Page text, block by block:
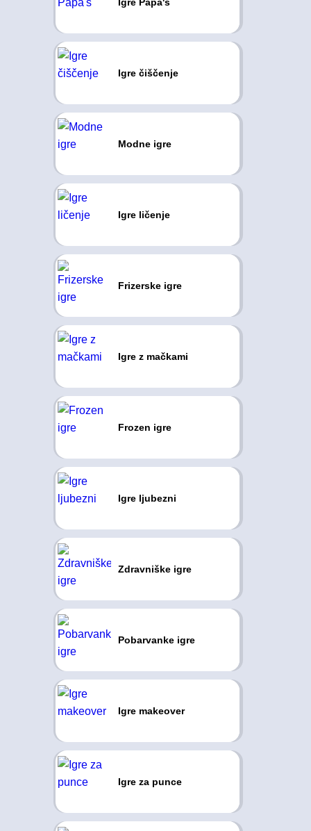
Igre čiščenje
Modne igre
Igre ličenje
Frizerske igre
Igre z mačkami
Frozen igre
Igre ljubezni
Zdravniške igre
Pobarvanke igre
Igre makeover
Igre za punce